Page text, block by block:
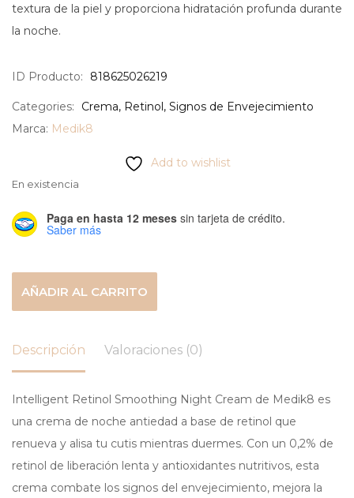
textura de la piel y proporciona hidratación profunda durante
la noche.
ID Producto: 818625026219
Categories: Crema, Retinol, Signos de Envejecimiento
Marca: Medik8
Add to wishlist
En existencia
Paga en hasta 12 meses sin tarjeta de crédito.
Saber más
AÑADIR AL CARRITO
Descripción Valoraciones (0)
Intelligent Retinol Smoothing Night Cream de Medik8 es
una crema de noche antiedad a base de retinol que
renueva y alisa tu cutis mientras duermes. Con un 0,2% de
retinol de liberación lenta y antioxidantes nutritivos, esta
crema combate los signos del envejecimiento, mejora la